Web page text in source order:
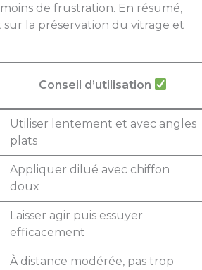
de frustration. En résumé,
la préservation du vitrage et
Conseil d’utilisation
Utiliser lentement et avec angles
plats
Appliquer dilué avec chiffon
doux
Laisser agir puis essuyer
efficacement
À distance modérée, pas trop